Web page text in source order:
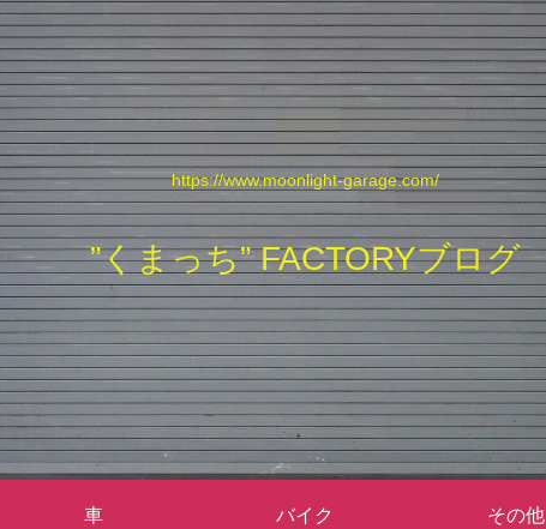
https://www.moonlight-garage.com/
”くまっち” FACTORYブログ
車 バイク その他